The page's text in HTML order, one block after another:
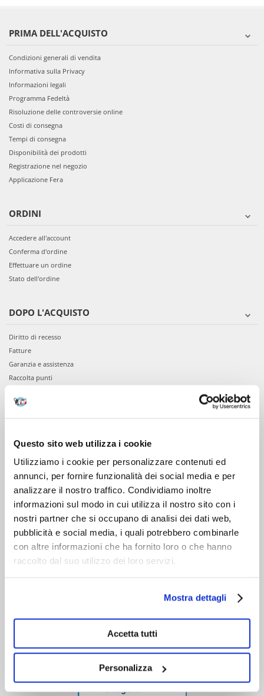
Questo sito web utilizza i cookie
Utilizziamo i cookie per personalizzare contenuti ed
annunci, per fornire funzionalità dei social media e per
analizzare il nostro traffico. Condividiamo inoltre
informazioni sul modo in cui utilizza il nostro sito con i
nostri partner che si occupano di analisi dei dati web,
pubblicità e social media, i quali potrebbero combinarle
con altre informazioni che ha fornito loro o che hanno
raccolto dal suo utilizzo dei loro servizi.
Mostra dettagli
Accetta tutti
Personalizza
PRIMA DELL'ACQUISTO
Condizioni generali di vendita
Informativa sulla Privacy
Informazioni legali
Programma Fedeltà
Risoluzione delle controversie online
Costi di consegna
Tempi di consegna
Disponibilità dei prodotti
Registrazione nel negozio
Applicazione Fera
ORDINI
Accedere all'account
Conferma d'ordine
Effettuare un ordine
Stato dell'ordine
DOPO L'ACQUISTO
Diritto di recesso
Fatture
Garanzia e assistenza
Raccolta punti
VIENI A CONOSCERCI
Servizio clienti